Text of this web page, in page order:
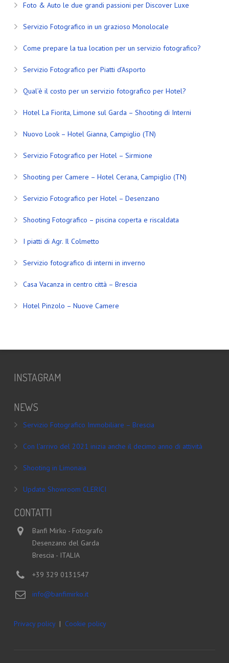
Foto & Auto le due grandi passioni per Discover Luxe
Servizio Fotografico in un grazioso Monolocale
Come prepare la tua location per un servizio fotografico?
Servizio Fotografico per Piatti d’Asporto
Qual’è il costo per un servizio fotografico per Hotel?
Hotel La Fiorita, Limone sul Garda – Shooting di Interni
Nuovo Look – Hotel Gianna, Campiglio (TN)
Servizio Fotografico per Hotel – Sirmione
Shooting per Camere – Hotel Cerana, Campiglio (TN)
Servizio Fotografico per Hotel – Desenzano
Shooting Fotografico – piscina coperta e riscaldata
I piatti di Agr. Il Colmetto
Servizio fotografico di interni in inverno
Casa Vacanza in centro città – Brescia
Hotel Pinzolo – Nuove Camere
INSTAGRAM
NEWS
Servizio Fotografico Immobiliare – Brescia
Con l’arrivo del 2021 inizia anche il decimo anno di attività
Shooting in Limonaia
Update Showroom CLERICI
CONTATTI
Banfi Mirko - Fotografo
Desenzano del Garda
Brescia - ITALIA
+39 329 0131547
info@banfimirko.it
Privacy policy| Cookie policy